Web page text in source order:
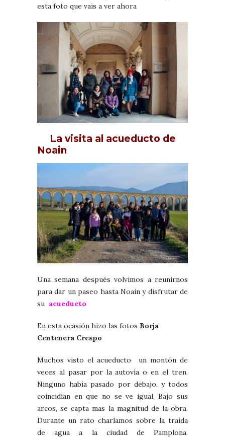
esta foto que vais a ver ahora
La visita al acueducto de
Noain
Una semana después volvimos a reunirnos
para dar un paseo hasta Noain y disfrutar de
su acueducto
En esta ocasión hizo las fotos Borja
Centenera Crespo
Muchos visto el acueducto un montón de
veces al pasar por la autovía o en el tren.
Ninguno había pasado por debajo, y todos
coincidían en que no se ve igual. Bajo sus
arcos, se capta mas la magnitud de la obra.
Durante un rato charlamos sobre la traída
de agua a la ciudad de Pamplona.